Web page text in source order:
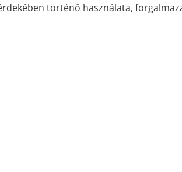
történő használata,